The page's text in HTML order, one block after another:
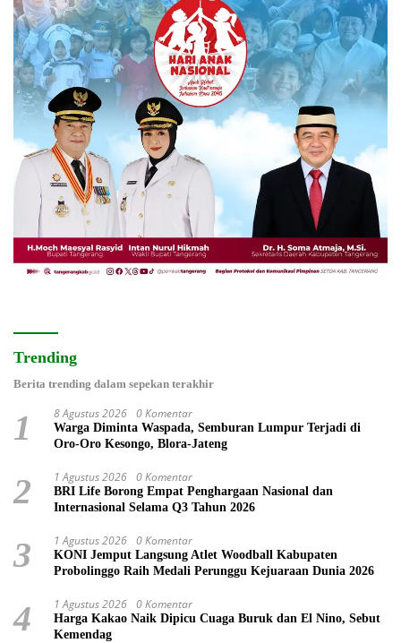
Trending
Berita trending dalam sepekan terakhir
1 8 Agustus 2026 0 Komentar
Warga Diminta Waspada, Semburan Lumpur Terjadi di
Oro-Oro Kesongo, Blora-Jateng
2 1 Agustus 2026 0 Komentar
BRI Life Borong Empat Penghargaan Nasional dan
Internasional Selama Q3 Tahun 2026
3 1 Agustus 2026 0 Komentar
KONI Jemput Langsung Atlet Woodball Kabupaten
Probolinggo Raih Medali Perunggu Kejuaraan Dunia 2026
4 1 Agustus 2026 0 Komentar
Harga Kakao Naik Dipicu Cuaga Buruk dan El Nino, Sebut
Kemendag